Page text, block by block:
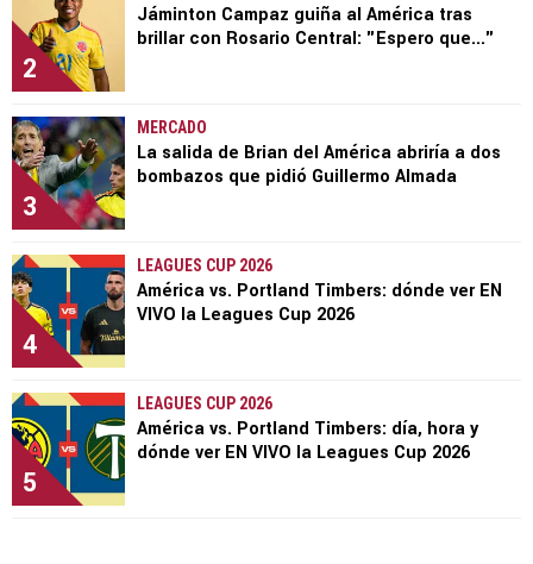
2
Jáminton Campaz guiña al América tras
brillar con Rosario Central: "Espero que..."
3
MERCADO
La salida de Brian del América abriría a dos
bombazos que pidió Guillermo Almada
4
LEAGUES CUP 2026
América vs. Portland Timbers: dónde ver EN
VIVO la Leagues Cup 2026
5
LEAGUES CUP 2026
América vs. Portland Timbers: día, hora y
dónde ver EN VIVO la Leagues Cup 2026